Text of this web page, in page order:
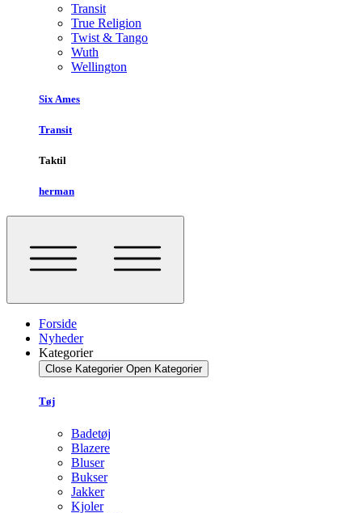
Transit
True Religion
Twist & Tango
Wuth
Wellington
Six Ames
Transit
Taktil
herman
Forside
Nyheder
Kategorier
Close Kategorier Open Kategorier
Tøj
Badetøj
Blazere
Bluser
Bukser
Jakker
Kjoler